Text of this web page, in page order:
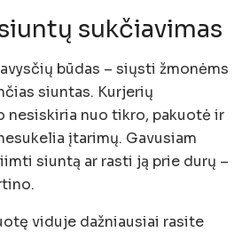
sukčiavimas
būdas – siųsti žmonėms
siuntas. Kurjerių
nesiskiria nuo tikro, pakuotė ir
įtarimų. Gavusiam
siuntą ar rasti ją prie durų –
viduje dažniausiai rasite